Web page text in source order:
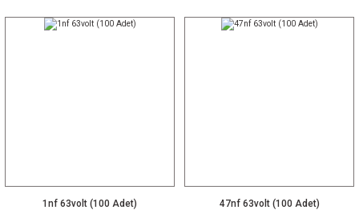
1nf 63volt (100 Adet) 47nf 63volt (100 Adet)